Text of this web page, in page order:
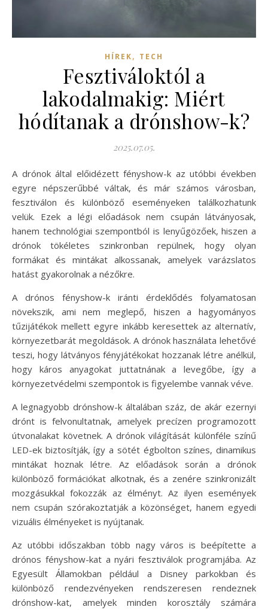
HÍREK, TECH
Fesztiváloktól a
lakodalmakig: Miért
hódítanak a drónshow-k?
2025.07.05.
A drónok által előidézett fényshow-k az utóbbi években
egyre népszerűbbé váltak, és már számos városban,
fesztiválon és különböző eseményeken találkozhatunk
velük. Ezek a légi előadások nem csupán látványosak,
hanem technológiai szempontból is lenyűgözőek, hiszen a
drónok tökéletes szinkronban repülnek, hogy olyan
formákat és mintákat alkossanak, amelyek varázslatos
hatást gyakorolnak a nézőkre.
A drónos fényshow-k iránti érdeklődés folyamatosan
növekszik, ami nem meglepő, hiszen a hagyományos
tűzijátékok mellett egyre inkább keresettek az alternatív,
környezetbarát megoldások. A drónok használata lehetővé
teszi, hogy látványos fényjátékokat hozzanak létre anélkül,
hogy káros anyagokat juttatnának a levegőbe, így a
környezetvédelmi szempontok is figyelembe vannak véve.
A legnagyobb drónshow-k általában száz, de akár ezernyi
drónt is felvonultatnak, amelyek precízen programozott
útvonalakat követnek. A drónok világítását különféle színű
LED-ek biztosítják, így a sötét égbolton színes, dinamikus
mintákat hoznak létre. Az előadások során a drónok
különböző formációkat alkotnak, és a zenére szinkronizált
mozgásukkal fokozzák az élményt. Az ilyen események
nem csupán szórakoztatják a közönséget, hanem egyedi
vizuális élményeket is nyújtanak.
Az utóbbi időszakban több nagy város is beépítette a
drónos fényshow-kat a nyári fesztiválok programjába. Az
Egyesült Államokban például a Disney parkokban és
különböző rendezvényeken rendszeresen rendeznek
drónshow-kat, amelyek minden korosztály számára